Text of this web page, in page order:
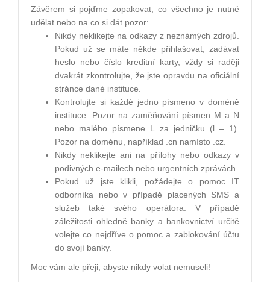
Závěrem si pojďme zopakovat, co všechno je nutné
udělat nebo na co si dát pozor:
Nikdy neklikejte na odkazy z neznámých zdrojů.
Pokud už se máte někde přihlašovat, zadávat
heslo nebo číslo kreditní karty, vždy si raději
dvakrát zkontrolujte, že jste opravdu na oficiální
stránce dané instituce.
Kontrolujte si každé jedno písmeno v doméně
instituce. Pozor na zaměňování písmen M a N
nebo malého písmene L za jedničku (l – 1).
Pozor na doménu, například .cn namísto .cz.
Nikdy neklikejte ani na přílohy nebo odkazy v
podivných e-mailech nebo urgentních zprávách.
Pokud už jste klikli, požádejte o pomoc IT
odborníka nebo v případě placených SMS a
služeb také svého operátora. V případě
záležitosti ohledně banky a bankovnictví určitě
volejte co nejdříve o pomoc a zablokování účtu
do svojí banky.
Moc vám ale přeji, abyste nikdy volat nemuseli!